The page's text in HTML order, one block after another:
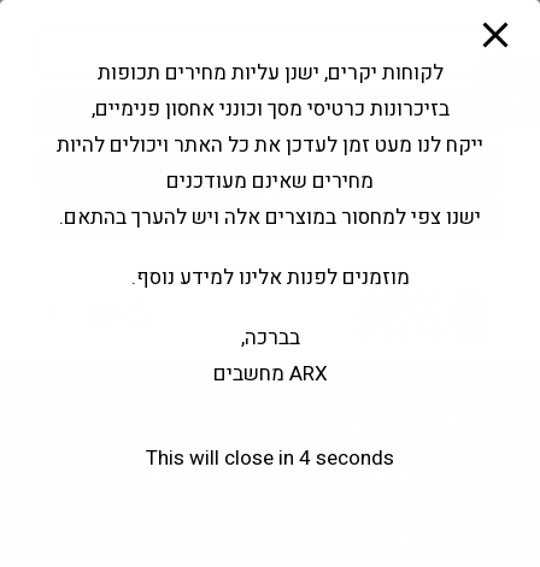
פתח סרגל נגישות
Products
search
החשבון שלי בקשה להצעה
2TB 6000/5000MBs SSD
לקוחות יקרים, ישנן עליות מחירים תכופות
בזיכרונות כרטיסי מסך וכונני אחסון פנימיים,
ייקח לנו מעט זמן לעדכן את כל האתר ויכולים להיות
מחירים שאינם מעודכנים
ישנו צפי למחסור במוצרים אלה ויש להערך בהתאם.
מוזמנים לפנות אלינו למידע נוסף.
בברכה,
ARX מחשבים
This will close in 4seconds